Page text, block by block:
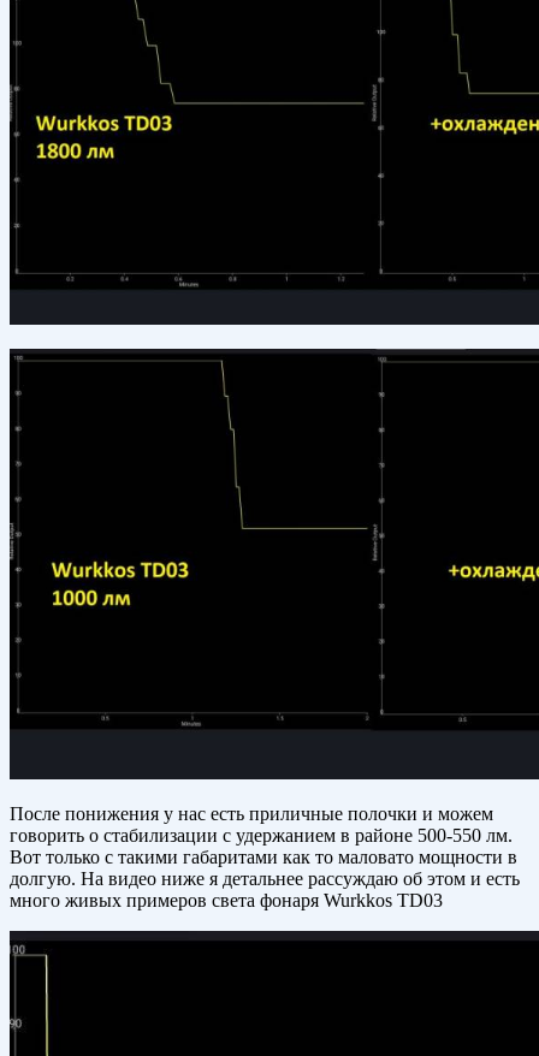
После понижения у нас есть приличные полочки и можем
говорить о стабилизации с удержанием в районе 500-550 лм.
Вот только с такими габаритами как то маловато мощности в
долгую. На видео ниже я детальнее рассуждаю об этом и есть
много живых примеров света фонаря Wurkkos TD03